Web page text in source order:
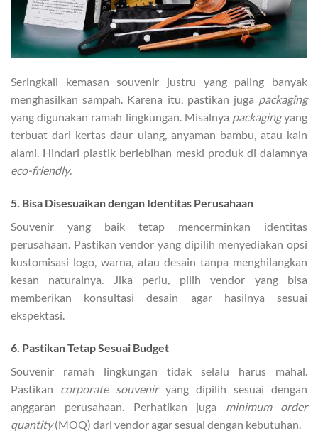
Seringkali kemasan souvenir justru yang paling banyak
menghasilkan sampah. Karena itu, pastikan juga packaging
yang digunakan ramah lingkungan. Misalnya packagingyang
terbuat dari kertas daur ulang, anyaman bambu, atau kain
alami. Hindari plastik berlebihan meski produk di dalamnya
eco-friendly.
5. Bisa Disesuaikan dengan Identitas Perusahaan
Souvenir yang baik tetap mencerminkan identitas
perusahaan. Pastikan vendor yang dipilih menyediakan opsi
kustomisasi logo, warna, atau desain tanpa menghilangkan
kesan naturalnya. Jika perlu, pilih vendor yang bisa
memberikan konsultasi desain agar hasilnya sesuai
ekspektasi.
6. Pastikan Tetap Sesuai Budget
Souvenir ramah lingkungan tidak selalu harus mahal.
Pastikan corporate souveniryang dipilih sesuai dengan
anggaran perusahaan. Perhatikan juga minimum order
quantity(MOQ) dari vendor agar sesuai dengan kebutuhan.